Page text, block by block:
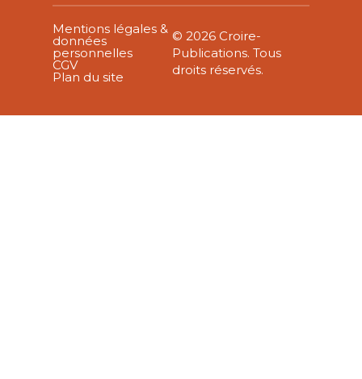
Mentions légales &
données
personnelles
CGV
Plan du site
© 2026 Croire-
Publications. Tous
droits réservés.